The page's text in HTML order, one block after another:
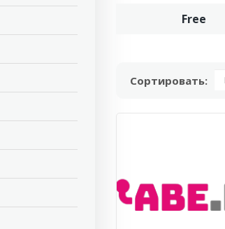
Free
Сортировать: